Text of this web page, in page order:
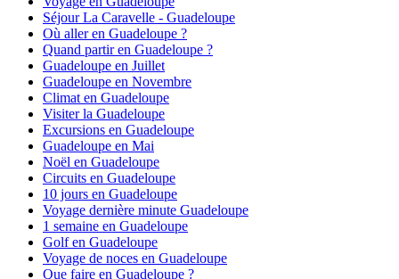
Séjour La Caravelle - Guadeloupe
Où aller en Guadeloupe ?
Quand partir en Guadeloupe ?
Guadeloupe en Juillet
Guadeloupe en Novembre
Climat en Guadeloupe
Visiter la Guadeloupe
Excursions en Guadeloupe
Guadeloupe en Mai
Noël en Guadeloupe
Circuits en Guadeloupe
10 jours en Guadeloupe
Voyage dernière minute Guadeloupe
1 semaine en Guadeloupe
Golf en Guadeloupe
Voyage de noces en Guadeloupe
Que faire en Guadeloupe ?